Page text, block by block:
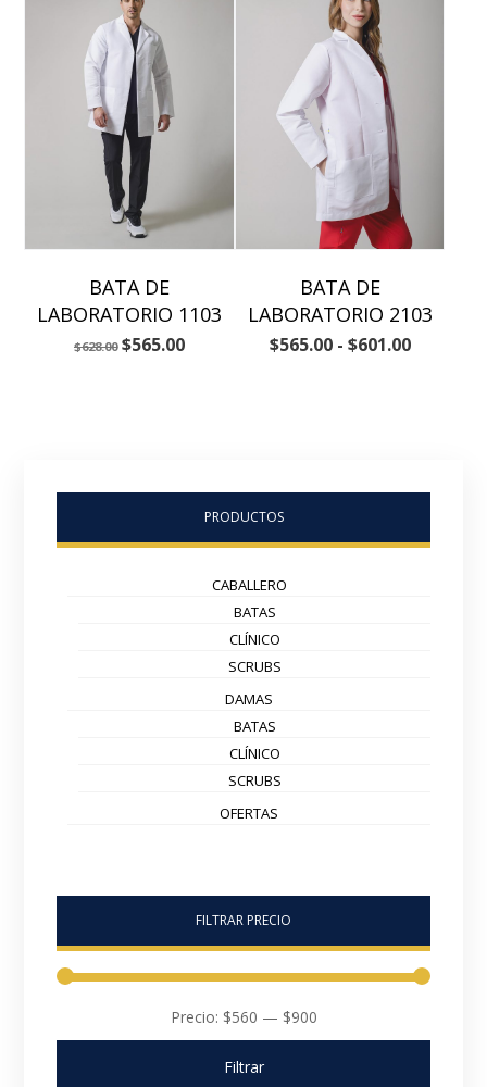
BATA DE
LABORATORIO 1103
$628.00 $565.00
BATA DE
LABORATORIO 2103
$565.00 - $601.00
PRODUCTOS
CABALLERO
BATAS
CLÍNICO
SCRUBS
DAMAS
BATAS
CLÍNICO
SCRUBS
OFERTAS
FILTRAR PRECIO
Filtrar
Precio: $560 — $900